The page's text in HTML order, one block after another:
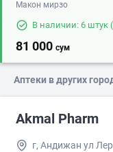
Макон мирзо
В наличии: 6 штук
81 000 сум
Аптеки в других
Akmal Pharm
г, Андижан ул